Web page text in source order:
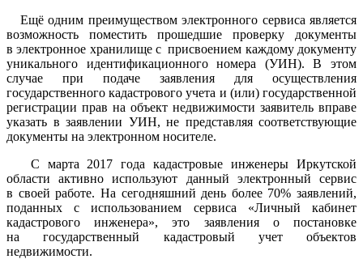
Ещё одним преимуществом электронного сервиса является
возможность поместить прошедшие проверку документы
в электронное хранилище с присвоением каждому документу
уникального идентификационного номера (УИН). В этом
случае при подаче заявления для осуществления
государственного кадастрового учета и (или) государственной
регистрации прав на объект недвижимости заявитель вправе
указать в заявлении УИН, не представляя соответствующие
документы на электронном носителе.
С марта 2017 года кадастровые инженеры Иркутской
области активно используют данный электронный сервис
в своей работе. На сегодняшний день более 70% заявлений,
поданных с использованием сервиса «Личный кабинет
кадастрового инженера», это заявления о постановке
на государственный кадастровый учет объектов
недвижимости.